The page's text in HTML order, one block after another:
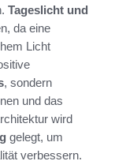
Tageslicht und
da eine
Licht
, sondern
und das
wird
gelegt, um
verbessern.